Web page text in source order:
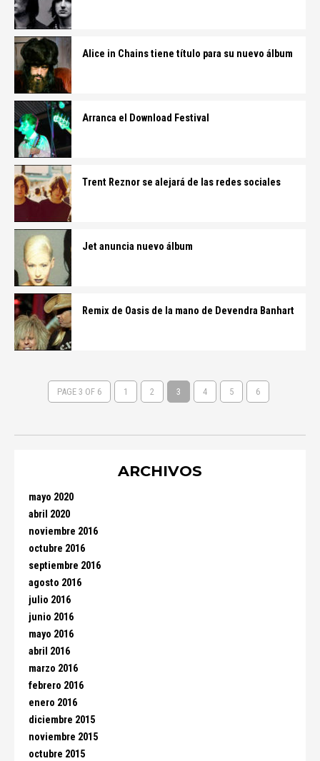
Alice in Chains tiene título para su nuevo álbum
Arranca el Download Festival
Trent Reznor se alejará de las redes sociales
Jet anuncia nuevo álbum
Remix de Oasis de la mano de Devendra Banhart
PAGE 3 OF 6 1 2 3 4 5 6
ARCHIVOS
mayo 2020
abril 2020
noviembre 2016
octubre 2016
septiembre 2016
agosto 2016
julio 2016
junio 2016
mayo 2016
abril 2016
marzo 2016
febrero 2016
enero 2016
diciembre 2015
noviembre 2015
octubre 2015